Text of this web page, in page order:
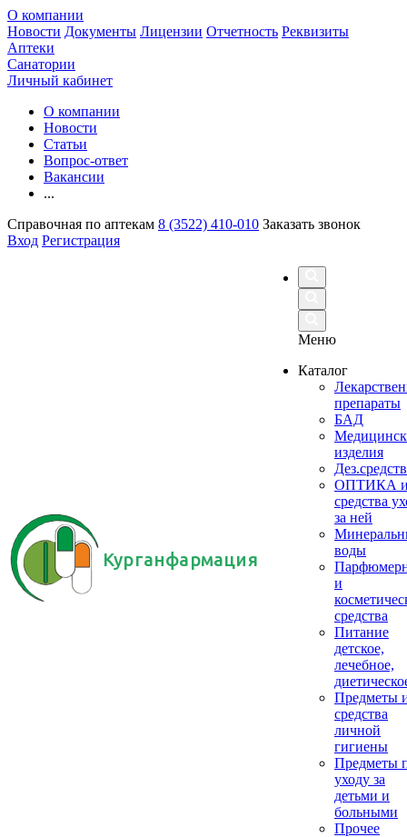
О компании
Новости Документы Лицензии Отчетность Реквизиты
Аптеки
Санатории
Личный кабинет
О компании
Новости
Статьи
Вопрос-ответ
Вакансии
...
Справочная по аптекам 8 (3522) 410-010 Заказать звонок
Вход Регистрация
Курганфармация
Меню
Каталог
препараты
БАД
изделия
ОПТИКА
средства
за ней
воды
и
средства
Питание
детское,
лечебное,
Предметы
средства
личной
гигиены
Предметы
уходу за
детьми и
больными
Прочее